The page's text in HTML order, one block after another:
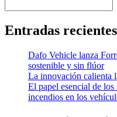
Entradas recientes
Dafo Vehicle lanza
sostenible y sin flúor
La innovación calienta
El papel esencial de los
incendios en los